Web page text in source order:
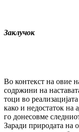
Заклучок
Во контекст на овие
содржини на
то­ци во
како и недостаток на
го донесовме
За­ради природата на